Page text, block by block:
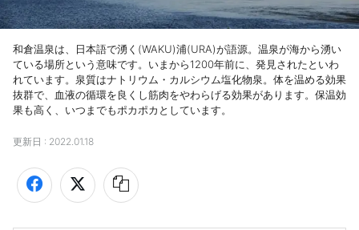
和倉温泉は、日本語で湧く(WAKU)浦(URA)が語源。温泉が海から湧い
ている場所という意味です。いまから1200年前に、発見されたといわ
れています。泉質はナトリウム・カルシウム塩化物泉。体を温める効果
抜群で、血液の循環を良くし筋肉をやわらげる効果があります。保温効
果も高く、いつまでもポカポカとしています。
更新日 : 2022.01.18